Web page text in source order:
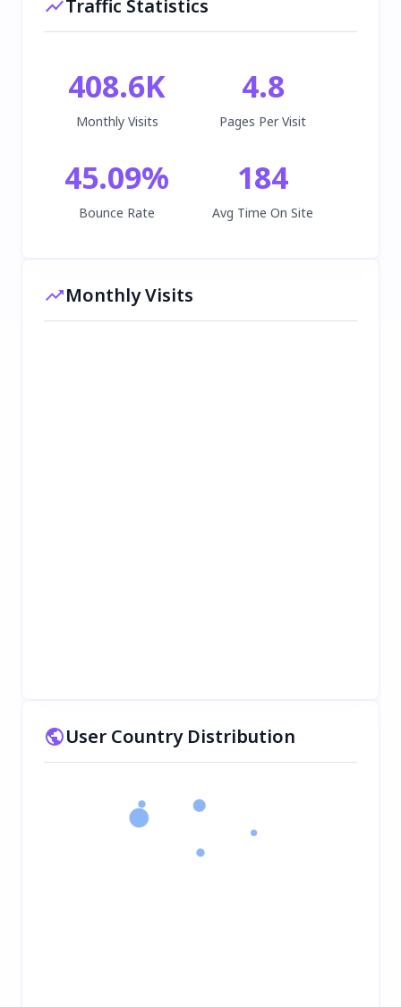
Traffic Statistics
408.6K
Monthly Visits
4.8
Pages Per Visit
45.09%
Bounce Rate
184
Avg Time On Site
Monthly Visits
User Country Distribution